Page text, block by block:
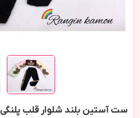
ست آستین بلند شلوار قلب پلنگی